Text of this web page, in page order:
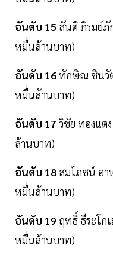
อันดับ 15 สันติ ภิรมย์
หมื่นล้านบาท)
อันดับ 16ทักษิณ ชินวั
หมื่นล้านบาท)
อันดับ 17 วิชัย ทองแต
ล้านบาท)
อันดับ 18 สมโภชน์ อ
หมื่นล้านบาท)
อันดับ 19 ฤทธิ์ ธีระโก
หมื่นล้านบาท)